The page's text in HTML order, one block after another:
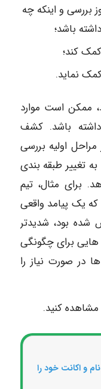
بررسی و اینکه چه
باشد؛
کند؛
نماید.
ممکن است موارد
باشد. کشف
اولیه بررسی
تغییر طبقه بندی
برای مثال، تیم
یک پیامد واقعی
شده بود، شدیدتر
برای چگونگی
در صورت نیاز را
مشاهده کنید.
و اکانت خود را